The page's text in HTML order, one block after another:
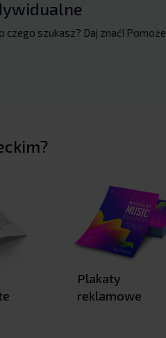
czego szukasz? Daj znać!
Plakaty
reklamowe